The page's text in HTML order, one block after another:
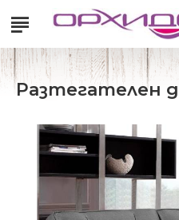
Разтегателен